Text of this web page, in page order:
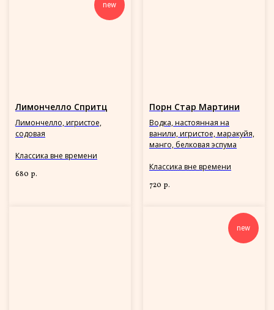
new
Лимончелло Спритц
Лимончелло, игристое,
содовая
Классика вне времени
680 р.
Порн Стар Мартини
Водка, настоянная на
ванили, игристое, маракуйя,
манго, белковая эспума
Классика вне времени
720 р.
new